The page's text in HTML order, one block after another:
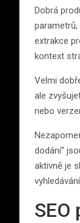
Dobrá
parametrů,
extrakce
kontext
Velmi
ale
nebo
dodání“
aktivně je